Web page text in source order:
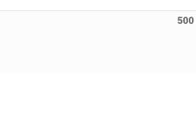
500